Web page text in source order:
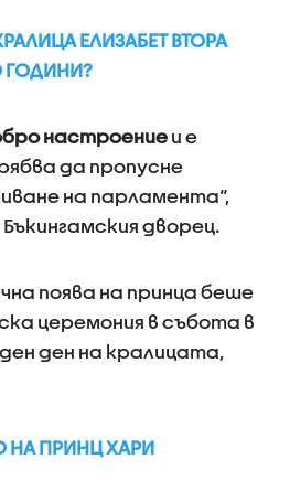
ЕЛИЗАБЕТ ВТОРА
ГОДИНИ?
настроение и е
да пропусне
на парламента“,
дворец.
поява на принца беше
церемония в събота в
ден на кралицата,
НА ПРИНЦ ХАРИ